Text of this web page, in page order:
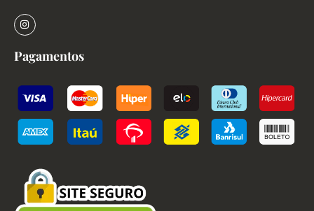
Pagamentos